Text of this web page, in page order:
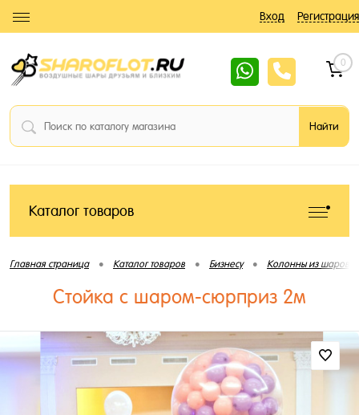
Вход Регистрация
0
Каталог товаров
Главная страница • Каталог товаров • Бизнесу • Колонны из шаров
Стойка с шаром-сюрприз 2м